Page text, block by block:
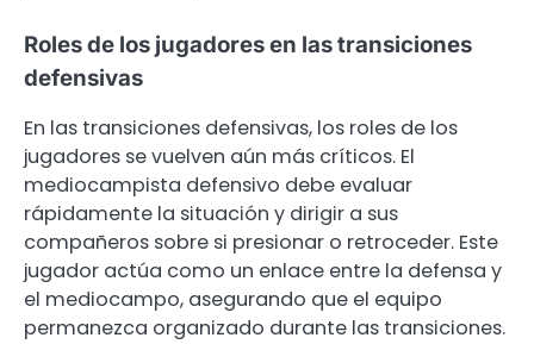
Roles de los jugadores en las transiciones
defensivas
En las transiciones defensivas, los roles de los
jugadores se vuelven aún más críticos. El
mediocampista defensivo debe evaluar
rápidamente la situación y dirigir a sus
compañeros sobre si presionar o retroceder. Este
jugador actúa como un enlace entre la defensa y
el mediocampo, asegurando que el equipo
permanezca organizado durante las transiciones.